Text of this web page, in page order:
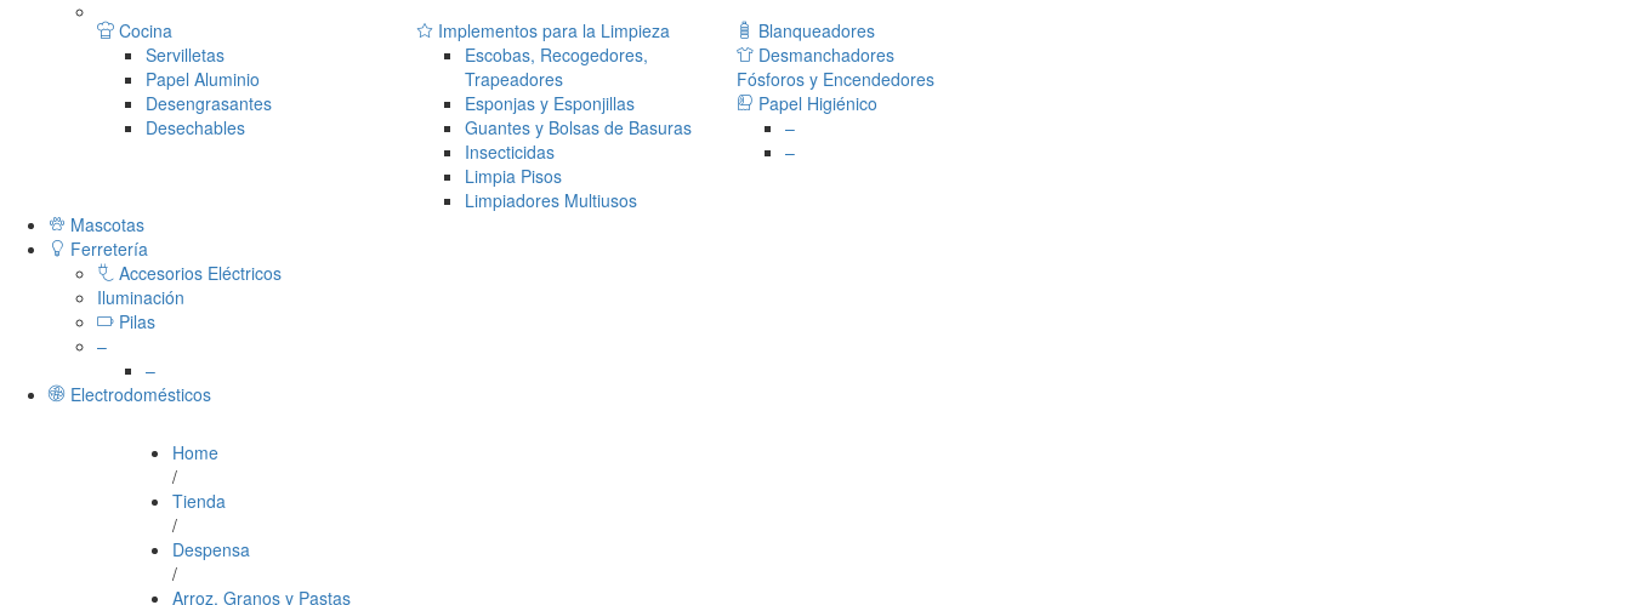
Cocina
Servilletas
Papel Aluminio
Desengrasantes
Desechables
Implementos para la Limpieza
Escobas, Recogedores,
Trapeadores
Esponjas y Esponjillas
Guantes y Bolsas de Basuras
Insecticidas
Limpia Pisos
Limpiadores Multiusos
Blanqueadores
Desmanchadores
Fósforos y Encendedores
Papel Higiénico
–
–
Mascotas
Ferretería
Accesorios Eléctricos
Iluminación
Pilas
–
–
Electrodomésticos
Home
/
Tienda
/
Despensa
/
Arroz, Granos y Pastas